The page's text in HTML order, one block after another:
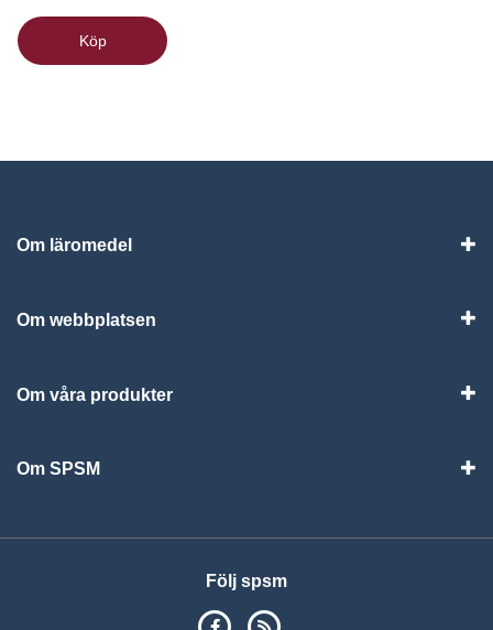
Köp
Om läromedel
Om webbplatsen
Om våra produkter
Om SPSM
Följ spsm
SPSM på Facebook